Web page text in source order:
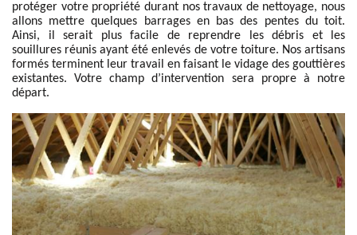
protéger votre propriété durant nos travaux de nettoyage, nous
allons mettre quelques barrages en bas des pentes du toit.
Ainsi, il serait plus facile de reprendre les débris et les
souillures réunis ayant été enlevés de votre toiture. Nos artisans
formés terminent leur travail en faisant le vidage des gouttières
existantes. Votre champ d’intervention sera propre à notre
départ.